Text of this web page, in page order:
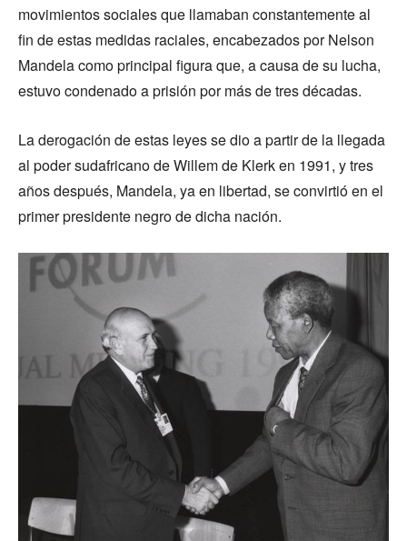
movimientos sociales que llamaban constantemente al
fin de estas medidas raciales, encabezados por Nelson
Mandela como principal figura que, a causa de su lucha,
estuvo condenado a prisión por más de tres décadas.
La derogación de estas leyes se dio a partir de la llegada
al poder sudafricano de Willem de Klerk en 1991, y tres
años después, Mandela, ya en libertad, se convirtió en el
primer presidente negro de dicha nación.